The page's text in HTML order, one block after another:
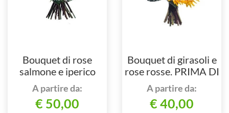
Bouquet di rose
salmone e iperico
A partire da:
€ 50,00
Bouquet di girasoli e
rose rosse. PRIMA DI
ORDINARE
CHIEDERE LA
DISPONIBILITA´ .TEL
A partire da:
€ 40,00